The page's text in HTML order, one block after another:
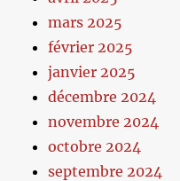
mars 2025
février 2025
janvier 2025
décembre 2024
novembre 2024
octobre 2024
septembre 2024